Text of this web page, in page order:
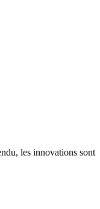
les innovations sont